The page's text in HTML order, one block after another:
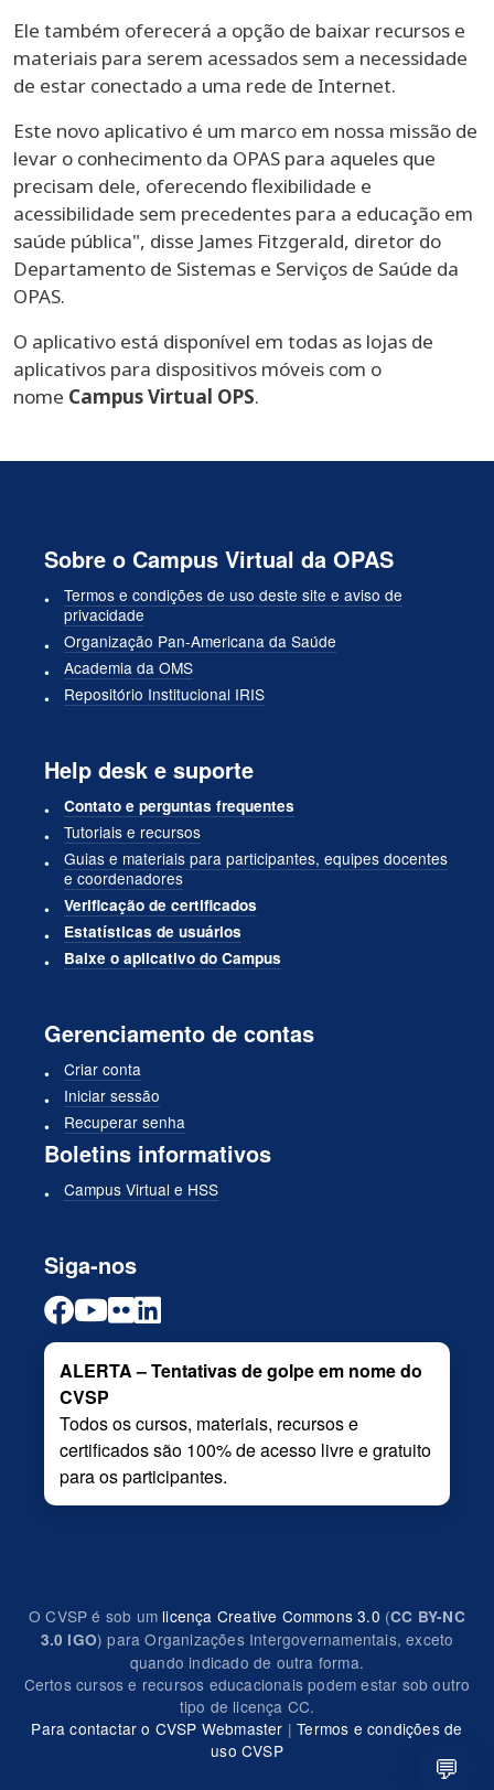
Ele também oferecerá a opção de baixar recursos e
materiais para serem acessados sem a necessidade
de estar conectado a uma rede de Internet.
Este novo aplicativo é um marco em nossa missão de
levar o conhecimento da OPAS para aqueles que
precisam dele, oferecendo flexibilidade e
acessibilidade sem precedentes para a educação em
saúde pública", disse James Fitzgerald, diretor do
Departamento de Sistemas e Serviços de Saúde da
OPAS.
O aplicativo está disponível em todas as lojas de
aplicativos para dispositivos móveis com o
nome Campus Virtual OPS.
Sobre o Campus Virtual da OPAS
Termos e condições de uso deste site e aviso de
privacidade
Organização Pan-Americana da Saúde
Academia da OMS
Repositório Institucional IRIS
Help desk e suporte
Contato e perguntas frequentes
Tutoriais e recursos
Guias e materiais para participantes, equipes docentes
e coordenadores
Verificação de certificados
Estatísticas de usuários
Baixe o aplicativo do Campus
Gerenciamento de contas
Criar conta
Iniciar sessão
Recuperar senha
Boletins informativos
Campus Virtual e HSS
Siga-nos
ALERTA – Tentativas de golpe em nome do
CVSP
Todos os cursos, materiais, recursos e
certificados são 100% de acesso livre e gratuito
para os participantes.
O CVSP é sob um licença Creative Commons 3.0 (CC BY-NC
3.0 IGO) para Organizações Intergovernamentais, exceto
quando indicado de outra forma.
Certos cursos e recursos educacionais podem estar sob outro
tipo de licença CC.
Para contactar o CVSP Webmaster |Termos e condições de
uso CVSP
💬